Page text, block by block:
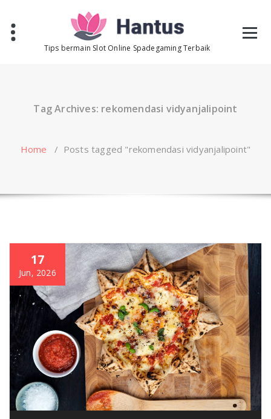
content
Tips bermain Slot Online Spadegaming Terbaik
Tag Archives: rekomendasi vidyanjalipoint
Home / Posts tagged "rekomendasi vidyanjalipoint"
17
Jun, 2026